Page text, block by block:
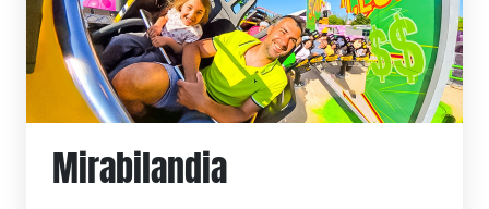
Mirabilandia